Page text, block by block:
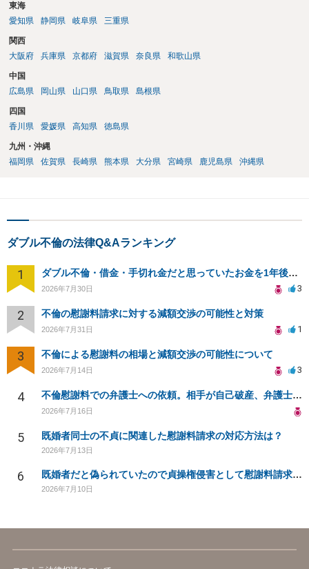
で、お早めにご相談されることをお勧めいたします。
東海
愛知県
静岡県 岐阜県 三重県
関西
大阪府
兵庫県 京都府 滋賀県 奈良県 和歌山県
中国
広島県
岡山県 山口県 鳥取県 島根県
四国
香川県
愛媛県 高知県 徳島県
九州・沖縄
福岡県
佐賀県 長崎県 熊本県 大分県 宮崎県 鹿児島県 沖縄県
ダブル不倫の法律Q&Aランキング
1 ダブル不倫・借金・手切れ金だと思っていたお金を1年後いまさら脅迫罪として通知書が来てまとめて請求
2026年7月30日 3
2 不倫の慰謝料請求に対する減額交渉の可能性と対策
2026年7月31日 1
3 不倫による慰謝料の相場と減額交渉の可能性について
2026年7月14日 3
4 不倫慰謝料での弁護士への依頼。相手が自己破産、弁護士との契約範囲は？
2026年7月16日
5 既婚者同士の不貞に関連した慰謝料請求の対応方法は？
2026年7月13日
6 既婚者だと偽られていたので貞操権侵害として慰謝料請求をしたいのですが相場が知りたいです。
2026年7月10日